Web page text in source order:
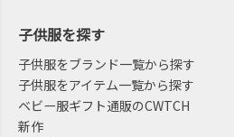
子供服を探す
子供服をブランド一覧から探す
子供服をアイテム一覧から探す
ベビー服ギフト通販のCWTCH
新作